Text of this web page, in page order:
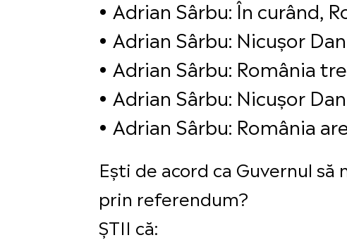
Adrian Sârbu: În curând,
Adrian Sârbu: Nicușor
Adrian Sârbu: România
Adrian Sârbu: Nicușor
Adrian Sârbu: România
Ești de acord ca Guvernul
prin referendum?
ȘTII că: